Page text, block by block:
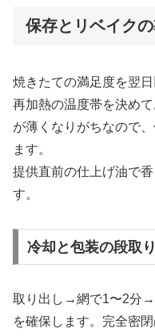
保存とリベイク
焼きたての満足度を翌
再加熱の温度帯を決め
が薄くなりがちなので
ます。
提供直前の仕上げ油で
す。
冷却と包装の段取り
取り出し→網で1〜2分→
を確保します。完全密